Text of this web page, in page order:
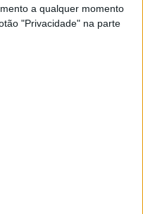
a qualquer momento
"Privacidade" na parte
valores monetários há
Viva da Floresta e